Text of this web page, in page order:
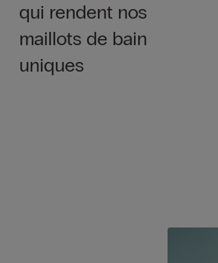
qui rendent nos
maillots de bain
uniques